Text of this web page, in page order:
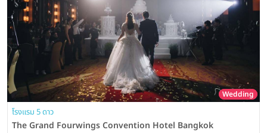
Wedding
โรงแรม 5 ดาว
The Grand Fourwings Convention Hotel Bangkok